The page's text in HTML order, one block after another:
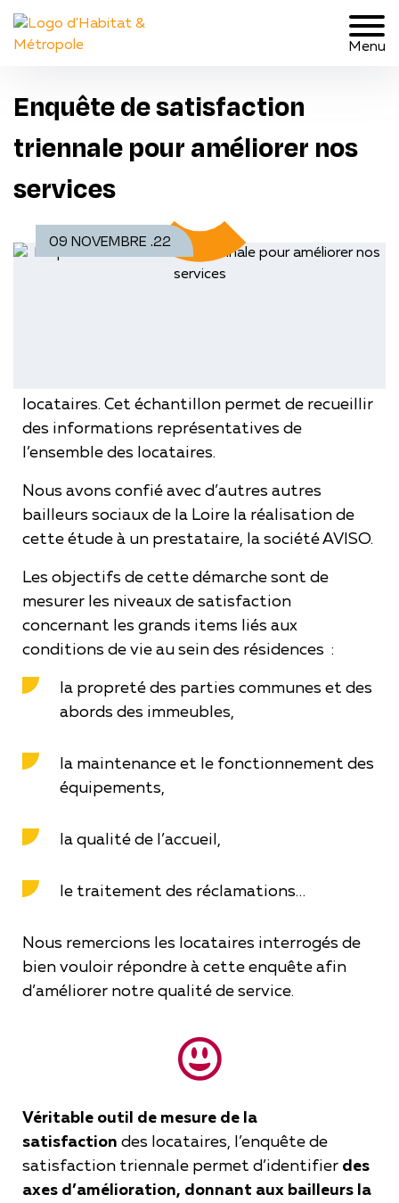
Menu
Enquête de satisfaction
triennale pour améliorer nos
services
09 NOVEMBRE .22
locataires. Cet échantillon permet de recueillir
des informations représentatives de
l’ensemble des locataires.
Nous avons confié avec d’autres autres
bailleurs sociaux de la Loire la réalisation de
cette étude à un prestataire, la société AVISO.
Les objectifs de cette démarche sont de
mesurer les niveaux de satisfaction
concernant les grands items liés aux
conditions de vie au sein des résidences :
la propreté des parties communes et des
abords des immeubles,
la maintenance et le fonctionnement des
équipements,
la qualité de l’accueil,
le traitement des réclamations…
Nous remercions les locataires interrogés de
bien vouloir répondre à cette enquête afin
d’améliorer notre qualité de service.
Véritable outil de mesure de la
satisfaction des locataires, l’enquête de
satisfaction triennale permet d’identifier des
axes d’amélioration, donnant aux bailleurs la